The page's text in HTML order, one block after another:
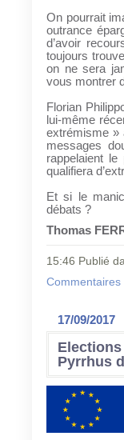
On pourrait
outrance
d’avoir
toujours
on ne sera
vous montrer
Florian
lui-même
extrémisme »
messages
rappelaient
qualifiera
Et si le
débats ?
Thomas
15:46 Publié
Commentaires
17/09/2017
Pyrrhus